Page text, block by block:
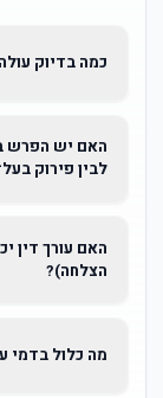
כמה בדיוק
האם יש הפרש
לבין פירוק
האם עורך דין
הצלחה)?
מה כלול בדמי